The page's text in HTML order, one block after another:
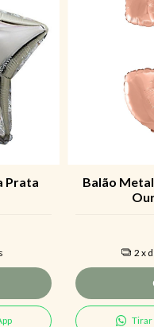
Prata
Balão
2 x
Tirar